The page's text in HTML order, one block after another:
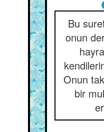
Bu
onun
Onun
bir